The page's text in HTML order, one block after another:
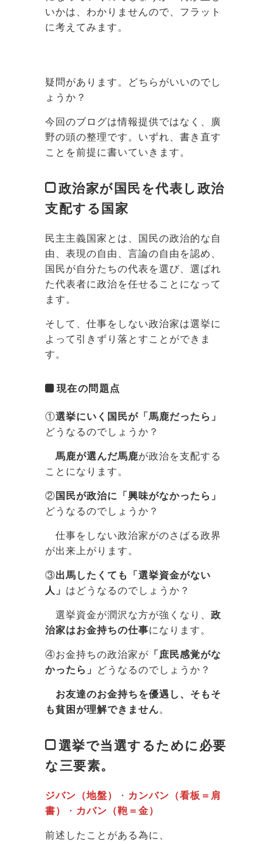
いかは、わかりませんので、フラット
に考えてみます。
疑問があります。どちらがいいのでし
ょうか？
今回のブログは情報提供ではなく、廣
野の頭の整理です。いずれ、書き直す
ことを前提に書いていきます。
政治家が国民を代表し政治
支配する国家
民主主義国家とは、国民の政治的な自
由、表現の自由、言論の自由を認め、
国民が自分たちの代表を選び、選ばれ
た代表者に政治を任せることになって
ます。
そして、仕事をしない政治家は選挙に
よって引きずり落とすことができま
す。
現在の問題点
①選挙にいく国民が「馬鹿だったら」
どうなるのでしょうか？
馬鹿が選んだ馬鹿が政治を支配する
ことになります。
② 国民が政治に「興味がなかったら」
どうなるのでしょうか？
仕事をしない政治家がのさばる政界
が出来上がります。
③出馬したくても「選挙資金がない
人」 はどうなるのでしょうか？
選挙資金が潤沢な方が強くなり、 政
治家はお金持ちの仕事になります。
④お金持ちの政治家が 「庶民感覚がな
かったら」
どうなるのでしょうか？
お友達のお金持ちを優遇し、そもそ
も貧困が理解できません。
選挙で当選するために必要
な三要素。
ジバン（地盤） ・ カンバン（看板＝肩
書）
・ カバン（鞄＝金）
前述したことがある為に、